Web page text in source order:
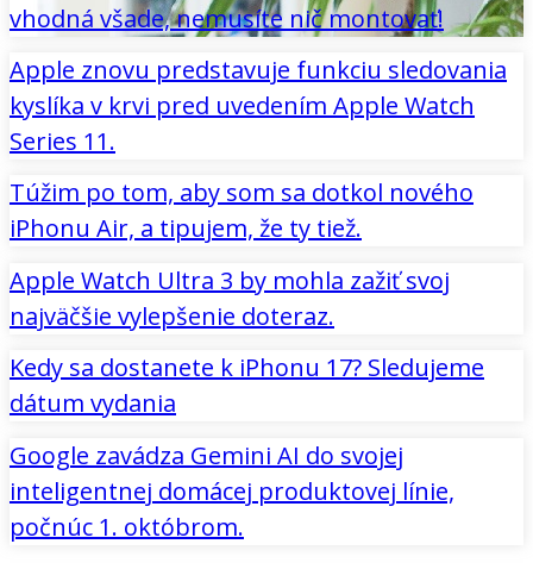
vhodná všade, nemusíte nič montovať!
Apple znovu predstavuje funkciu sledovania
kyslíka v krvi pred uvedením Apple Watch
Series 11.
Túžim po tom, aby som sa dotkol nového
iPhonu Air, a tipujem, že ty tiež.
Apple Watch Ultra 3 by mohla zažiť svoj
najväčšie vylepšenie doteraz.
Kedy sa dostanete k iPhonu 17? Sledujeme
dátum vydania
Google zavádza Gemini AI do svojej
inteligentnej domácej produktovej línie,
počnúc 1. októbrom.